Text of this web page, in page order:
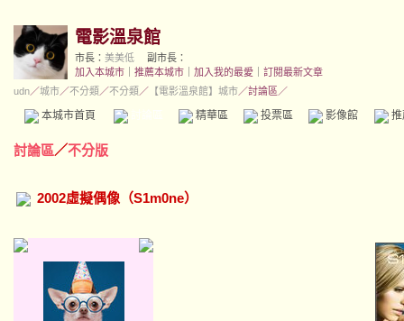
電影溫泉館
市長： 美美低
副市長：
加入本城市
推薦本城市 加入我的最愛
訂閱最新文章
udn／城市／不分類 ／不分類 ／ 【電影溫泉館】城市／討論區／
本城市首頁 精華區 投票區 影像館
討論區／不分版
2002虛擬偶像（S1m0ne）